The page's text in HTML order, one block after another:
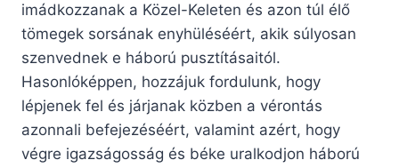
imádkozzanak a Közel-Keleten és azon túl élő
tömegek sorsának enyhüléséért, akik súlyosan
szenvednek e háború pusztításaitól.
Hasonlóképpen, hozzájuk fordulunk, hogy
lépjenek fel és járjanak közben a vérontás
azonnali befejezéséért, valamint azért, hogy
végre igazságosság és béke uralkodjon háború